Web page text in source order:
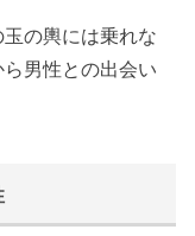
の輿には乗れな
男性との出会い